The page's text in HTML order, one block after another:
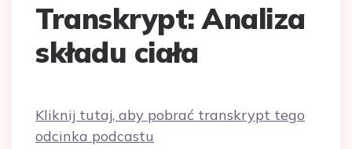
Transkrypt: Analiza
składu ciała
Kliknij tutaj, aby pobrać transkrypt tego
odcinka podcastu